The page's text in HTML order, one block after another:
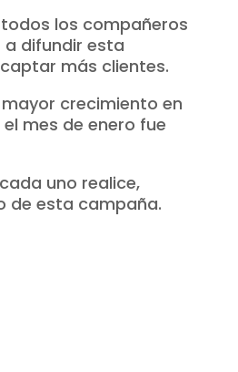
los compañeros
a difundir esta
más clientes.
crecimiento en
mes de enero fue
uno realice,
de esta campaña.